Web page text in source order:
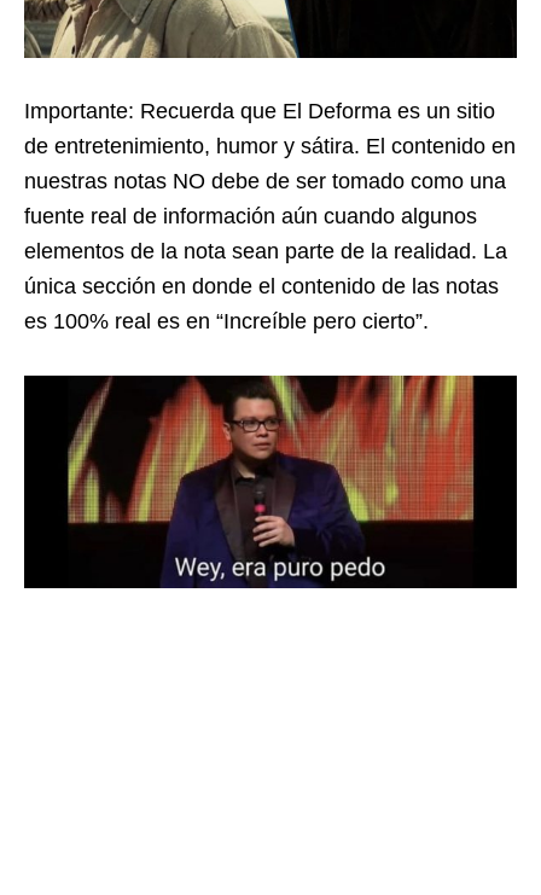
Importante: Recuerda que El Deforma es un sitio
de entretenimiento, humor y sátira. El contenido en
nuestras notas NO debe de ser tomado como una
fuente real de información aún cuando algunos
elementos de la nota sean parte de la realidad. La
única sección en donde el contenido de las notas
es 100% real es en “Increíble pero cierto”.